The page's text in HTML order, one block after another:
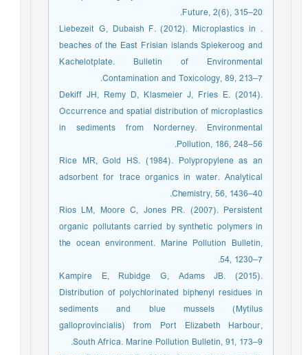
Future, 2(6), 315–20.
. Liebezeit G, Dubaish F. (2012). Microplastics in
beaches of the East Frisian islands Spiekeroog and
Kachelotplate. Bulletin of Environmental
Contamination and Toxicology, 89, 213–7.
Dekiff JH, Remy D, Klasmeier J, Fries E. (2014).
Occurrence and spatial distribution of microplastics
in sediments from Norderney. Environmental
Pollution, 186, 248–56.
Rice MR, Gold HS. (1984). Polypropylene as an
adsorbent for trace organics in water. Analytical
Chemistry, 56, 1436–40.
Rios LM, Moore C, Jones PR. (2007). Persistent
organic pollutants carried by synthetic polymers in
the ocean environment. Marine Pollution Bulletin,
54, 1230–7.
Kampire E, Rubidge G, Adams JB. (2015).
Distribution of polychlorinated biphenyl residues in
sediments and blue mussels (Mytilus
galloprovincialis) from Port Elizabeth Harbour,
South Africa. Marine Pollution Bulletin, 91, 173–9.